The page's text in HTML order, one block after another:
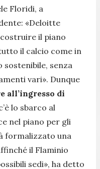
Floridi, a
«Deloitte
il piano
il calcio come in
sostenibile, senza
vari». Dunque
all’ingresso di
lo sbarco al
nel piano per gli
formalizzato una
il Flaminio
sedi», ha detto